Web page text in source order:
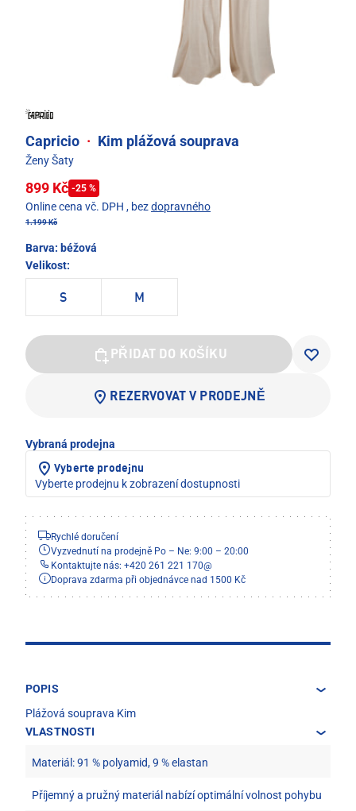
Capricio · Kim plážová souprava
Ženy Šaty
899 Kč -25 %
Online cena vč. DPH , bezdopravného
1.199 Kč
Barva: béžová
Velikost:
S M
PŘIDAT DO KOŠÍKU
REZERVOVAT V PRODEJNĚ
Vybraná prodejna
Vyberte prodejnu
Vyberte prodejnu k zobrazení dostupnosti
Rychlé doručení
Vyzvednutí na prodejně Po – Ne: 9:00 – 20:00
Kontaktujte nás: +420 261 221 170@
Doprava zdarma při objednávce nad 1500 Kč
POPIS
Plážová souprava Kim
VLASTNOSTI
Materiál: 91 % polyamid, 9 % elastan
Příjemný a pružný materiál nabízí optimální volnost pohybu